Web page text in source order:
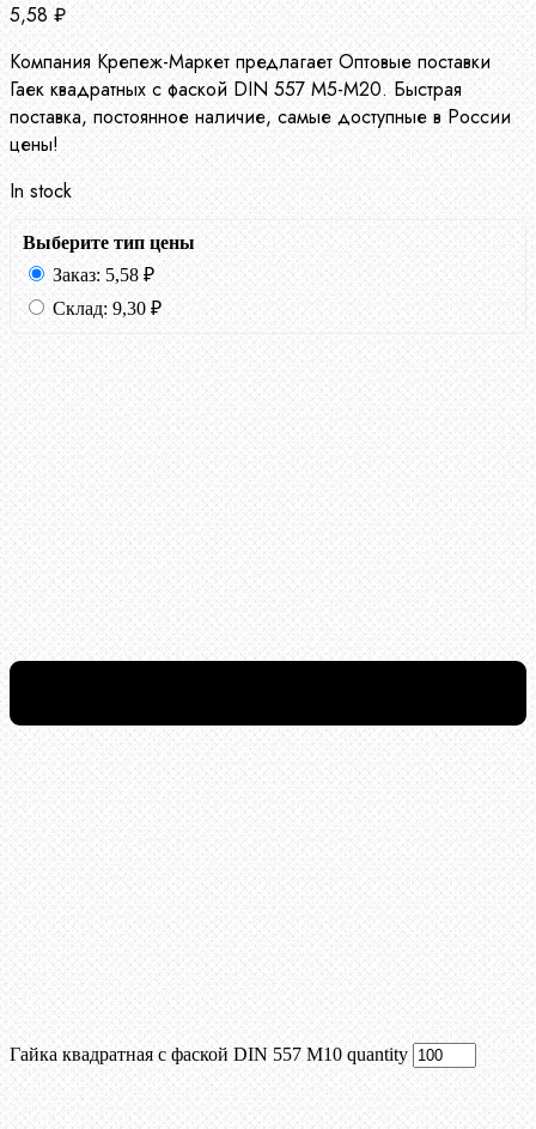
5,58 ₽
Компания Крепеж-Маркет предлагает Оптовые поставки
Гаек квадратных с фаской DIN 557 М5-М20. Быстрая
поставка, постоянное наличие, самые доступные в России
цены!
In stock
Выберите тип цены
Заказ: 5,58 ₽
Склад: 9,30 ₽
Гайка квадратная с фаской DIN 557 М10 quantity